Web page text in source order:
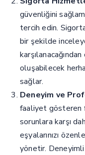
güvenliğini
tercih edin.
bir şekilde
oluşabilecek
sağlar.
Deneyim ve
faaliyet gösteren
sorunlara karşı
eşyalarınızı
yönetir. Deneyimli